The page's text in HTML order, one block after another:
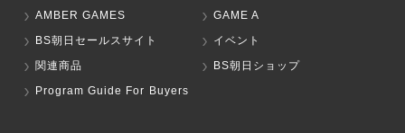
AMBER GAMES
GAME A
BS朝日セールスサイト
イベント
関連商品
BS朝日ショップ
Program Guide For Buyers